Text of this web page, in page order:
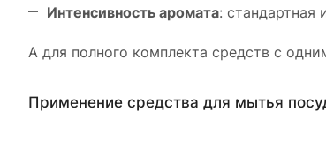
Интенсивность аромата:
А для полного комплекта средств с
Применение средства для мытья